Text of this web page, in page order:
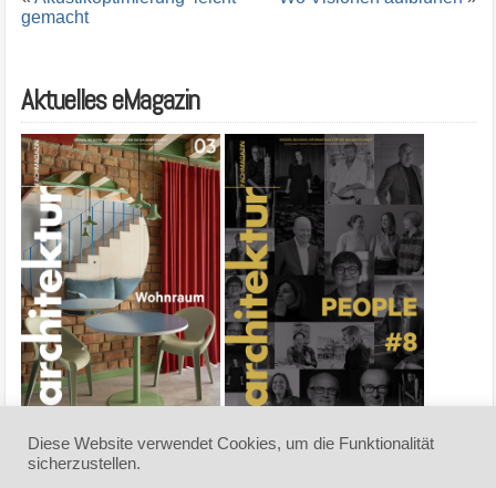
gemacht
Aktuelles eMagazin
Diese Website verwendet Cookies, um die Funktionalität
sicherzustellen.